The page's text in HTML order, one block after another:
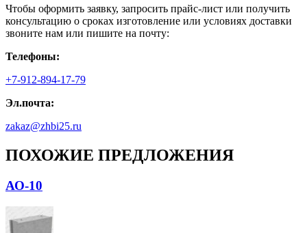
Чтобы оформить заявку, запросить прайс-лист или получить
консультацию о сроках изготовление или условиях доставки
звоните нам или пишите на почту:
Телефоны:
+7-912-894-17-79
Эл.почта:
zakaz@zhbi25.ru
ПОХОЖИЕ ПРЕДЛОЖЕНИЯ
АО-10